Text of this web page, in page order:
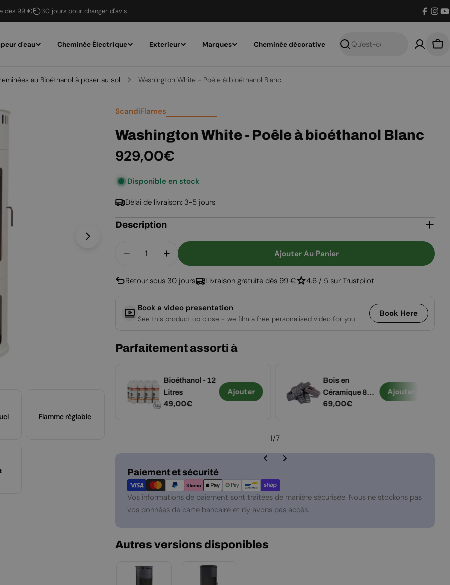
dès 99 € 30 jours pour changer d'avis
d'eau Cheminée Électrique Exterieur Marques Cheminée décorative
Recherche
au Bioéthanol à poser au sol Washington White - Poêle à bioéthanol Blanc
Ouvrir le média 1 en mode modal Ouvrir le média
Flamme réglable
ScandiFlames
Washington White - Poêle à bioéthanol Blanc
Prix
régulier
929,00€
Disponible en stock
Délai de livraison: 3-5 jours
Description
Diminuer La Quantité Pour Washington White - Poêle À Bioéthanol Blanc
Augmenter La Quantité Pour Washington White - Poêle À
Ajouter Au Panier
Retour sous 30 jours Livraison gratuite dès 99 € 4.6 / 5 sur Trustpilot
Book a video presentation
See this product up close - we film a free personalised video for you.
Book Here
Parfaitement assorti à
​​
Bioéthanol - 12
Litres
Prix
49,00€
Ajouter
Bois en
Céramique 8
pièces.
Prix
69,00€
Ajouter
1/7
Paiement et sécurité
Modes
de
paiement
Vos informations de paiement sont traitées de manière sécurisée. Nous ne stockons pas
vos données de carte bancaire et n'y avons pas accès.
Autres versions disponibles